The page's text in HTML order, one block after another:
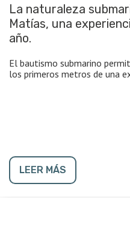
La naturaleza
Matías, una
año.
El bautismo submarino
los primeros metros de una
poblado por gran parte de las
patagónicas.
Para buzos experimentados
LEER MÁS